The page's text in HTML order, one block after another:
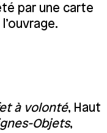
par une carte
à volonté, Haut
Objets,